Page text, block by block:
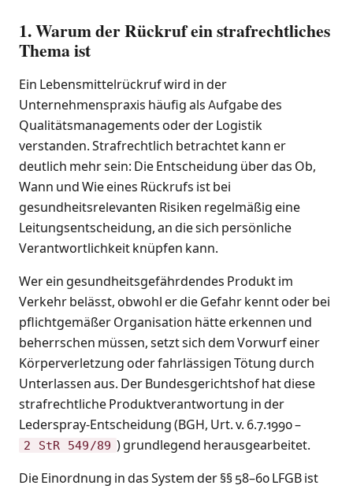
1. Warum der Rückruf ein strafrechtliches
Thema ist
Ein Lebensmittelrückruf wird in der
Unternehmenspraxis häufig als Aufgabe des
Qualitätsmanagements oder der Logistik
verstanden. Strafrechtlich betrachtet kann er
deutlich mehr sein: Die Entscheidung über das Ob,
Wann und Wie eines Rückrufs ist bei
gesundheitsrelevanten Risiken regelmäßig eine
Leitungsentscheidung, an die sich persönliche
Verantwortlichkeit knüpfen kann.
Wer ein gesundheitsgefährdendes Produkt im
Verkehr belässt, obwohl er die Gefahr kennt oder bei
pflichtgemäßer Organisation hätte erkennen und
beherrschen müssen, setzt sich dem Vorwurf einer
Körperverletzung oder fahrlässigen Tötung durch
Unterlassen aus. Der Bundesgerichtshof hat diese
strafrechtliche Produktverantwortung in der
Lederspray-Entscheidung (BGH, Urt. v. 6.7.1990 –
2 StR 549/89 ) grundlegend herausgearbeitet.
Die Einordnung in das System der §§ 58–60 LFGB ist